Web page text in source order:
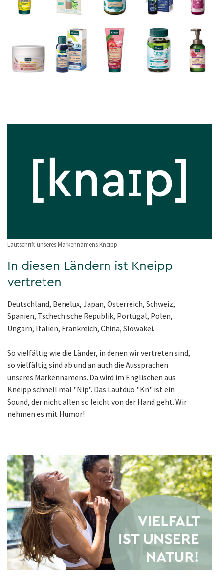
Lautschrift unseres Markennamens Kneipp.
In diesen Ländern ist Kneipp
vertreten
Deutschland, Benelux, Japan, Österreich, Schweiz,
Spanien, Tschechische Republik, Portugal, Polen,
Ungarn, Italien, Frankreich, China, Slowakei.
So vielfältig wie die Länder, in denen wir vertreten sind,
so vielfältig sind ab und an auch die Aussprachen
unseres Markennamens. Da wird im Englischen aus
Kneipp schnell mal "Nip". Das Lautduo "Kn" ist ein
Sound, der nicht allen so leicht von der Hand geht. Wir
nehmen es mit Humor!